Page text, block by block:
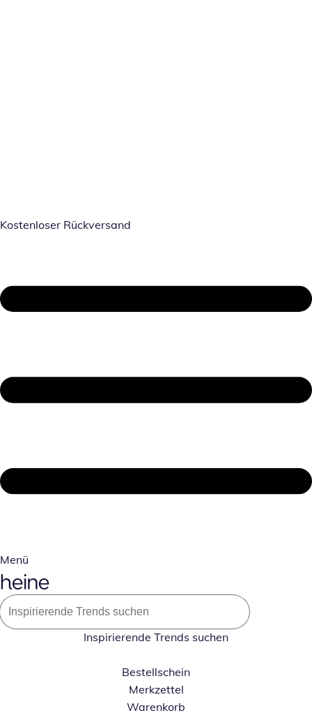
Kostenloser Rückversand
Menü
Inspirierende Trends suchen
Bestellschein
Merkzettel
Warenkorb